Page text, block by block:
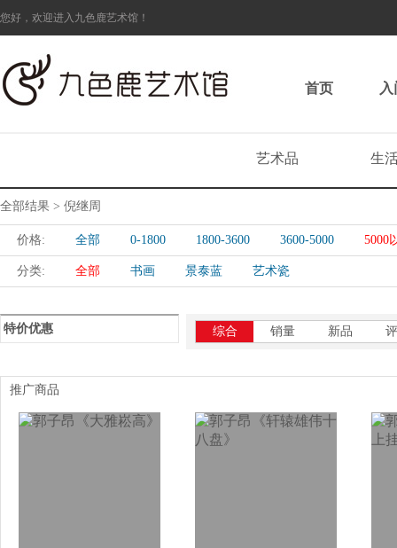
您好，欢迎进入九色鹿艺术馆！
首页
艺术品 生
全部结果 > 倪继周
价格: 全部 0-1800 1800-3600 3600-5000 5000
分类: 全部 书画 景泰蓝 艺术瓷
特价优惠 综合 销量 新品
推广商品